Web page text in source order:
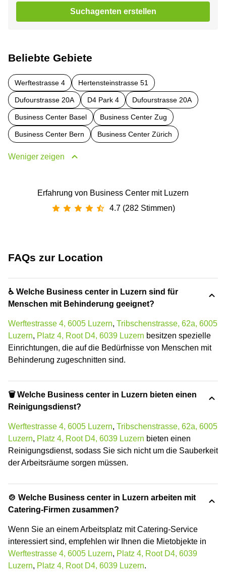
Suchagenten erstellen
Beliebte Gebiete
Werftestrasse 4 Hertensteinstrasse 51
Dufourstrasse 20A D4 Park 4 Dufourstrasse 20A
Business Center Basel Business Center Zug
Business Center Bern Business Center Zürich
Weniger zeigen
Erfahrung von Business Center mit Luzern
4.7 (282 Stimmen)
FAQs zur Location
♿ Welche Business center in Luzern sind für
Menschen mit Behinderung geeignet?
Werftestrasse 4, 6005 Luzern, Tribschenstrasse, 62a, 6005
Luzern, Platz 4, Root D4, 6039 Luzern besitzen spezielle
Einrichtungen, die auf die Bedürfnisse von Menschen mit
Behinderung zugeschnitten sind.
🗑 Welche Business center in Luzern bieten einen
Reinigungsdienst?
Werftestrasse 4, 6005 Luzern, Tribschenstrasse, 62a, 6005
Luzern, Platz 4, Root D4, 6039 Luzern bieten einen
Reinigungsdienst, sodass Sie sich nicht um die Sauberkeit
der Arbeitsräume sorgen müssen.
🍲 Welche Business center in Luzern arbeiten mit
Catering-Firmen zusammen?
Wenn Sie an einem Arbeitsplatz mit Catering-Service
interessiert sind, empfehlen wir Ihnen die Mietobjekte in
Werftestrasse 4, 6005 Luzern, Platz 4, Root D4, 6039
Luzern, Platz 4, Root D4, 6039 Luzern.